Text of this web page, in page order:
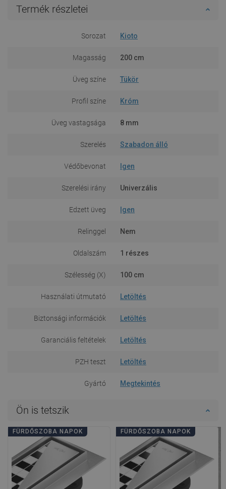
Termék részletei
Sorozat Kioto
Magasság 200 cm
Üveg színe Tükör
Profil színe Króm
Üveg vastagsága 8 mm
Szerelés Szabadon álló
Védőbevonat Igen
Szerelési irány Univerzális
Edzett üveg Igen
Relinggel Nem
Oldalszám 1 részes
Szélesség (X) 100 cm
Használati útmutató Letöltés
Biztonsági információk Letöltés
Garanciális feltételek Letöltés
PZH teszt Letöltés
Gyártó Megtekintés
Ön is tetszik
FÜRDŐSZOBA NAPOK FÜRDŐSZOBA NAPOK